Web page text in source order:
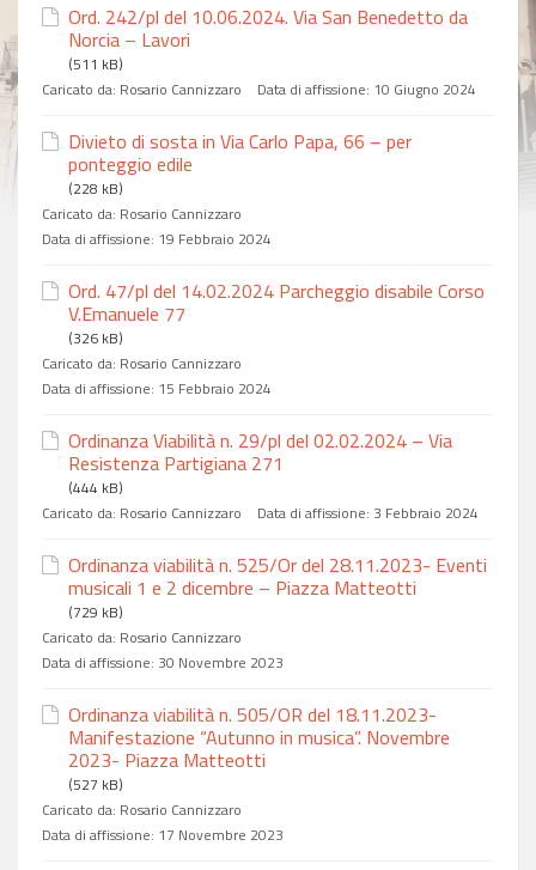
Ord. 242/pl del 10.06.2024. Via San Benedetto da
Norcia – Lavori
(511 kB)
Caricato da: Rosario Cannizzaro Data di affissione: 10 Giugno 2024
Divieto di sosta in Via Carlo Papa, 66 – per
ponteggio edile
(228 kB)
Caricato da: Rosario Cannizzaro
Data di affissione: 19 Febbraio 2024
Ord. 47/pl del 14.02.2024 Parcheggio disabile Corso
V.Emanuele 77
(326 kB)
Caricato da: Rosario Cannizzaro
Data di affissione: 15 Febbraio 2024
Ordinanza Viabilità n. 29/pl del 02.02.2024 – Via
Resistenza Partigiana 271
(444 kB)
Caricato da: Rosario Cannizzaro Data di affissione: 3 Febbraio 2024
Ordinanza viabilità n. 525/Or del 28.11.2023- Eventi
musicali 1 e 2 dicembre – Piazza Matteotti
(729 kB)
Caricato da: Rosario Cannizzaro
Data di affissione: 30 Novembre 2023
Ordinanza viabilità n. 505/OR del 18.11.2023-
Manifestazione “Autunno in musica”. Novembre
2023- Piazza Matteotti
(527 kB)
Caricato da: Rosario Cannizzaro
Data di affissione: 17 Novembre 2023